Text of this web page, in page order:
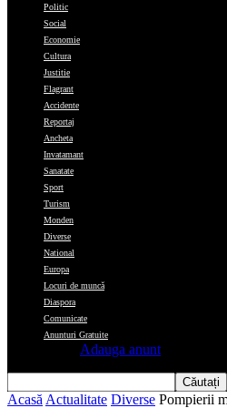
Politic
Social
Economie
Cultura
Justitie
Flagrant
Accidente
Reportaj
Ancheta
Invatamant
Sanatate
Sport
Turism
Monden
Diverse
National
Europa
Locuri de muncă
Diaspora
Comunicate
Anunturi Gratuite
Adauga anunt
Acasă Actualitate Diverse Pompierii